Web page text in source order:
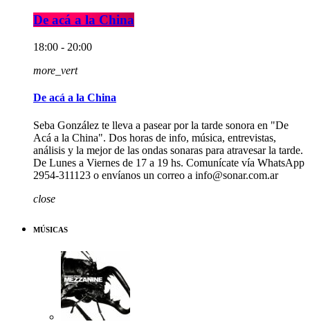
De acá a la China
18:00 - 20:00
more_vert
De acá a la China
Seba González te lleva a pasear por la tarde sonora en "De
Acá a la China". Dos horas de info, música, entrevistas,
análisis y la mejor de las ondas sonaras para atravesar la tarde.
De Lunes a Viernes de 17 a 19 hs. Comunícate vía WhatsApp
2954-311123 o envíanos un correo a info@sonar.com.ar
close
MÚSICAS